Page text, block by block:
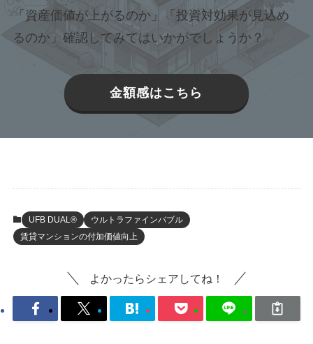
「資産価値が上がるのか」「投資対効果が見込め
るのか」確認してみてはいかがでしょうか？
金額感はこちら
UFB DUAL®
ウルトラファインバブル
賃貸マンションの付加価値向上
よかったらシェアしてね！